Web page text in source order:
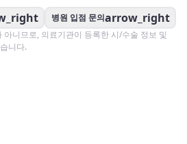
병원 입점 문의arrow_right
니므로, 의료기관이 등록한 시/수술 정보 및
니다.